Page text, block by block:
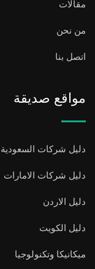
مقالات
من نحن
اتصل بنا
مواقع صديقة
دليل شركات السعودية
دليل شركات الامارات
دليل الاردن
دليل الكويت
ميكانيكا وتكنولوجيا